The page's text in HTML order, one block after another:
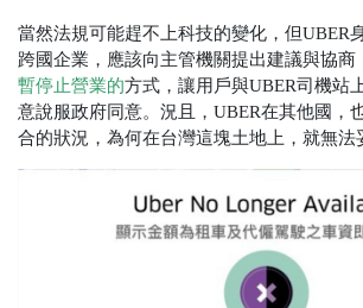
當然法規可能趕不上科技的變化，但UBER
跨國企業，應該向主管機關提出建議與協商
暫停止營業的方式，讓用戶與UBER司機站
意說服政府同意。 況且， UBER在其他國，
合的狀況，為何在台灣這塊土地上，就無法